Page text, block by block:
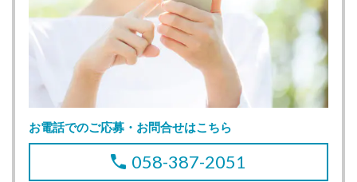
お電話でのご応募・お問合せはこちら
058-387-2051